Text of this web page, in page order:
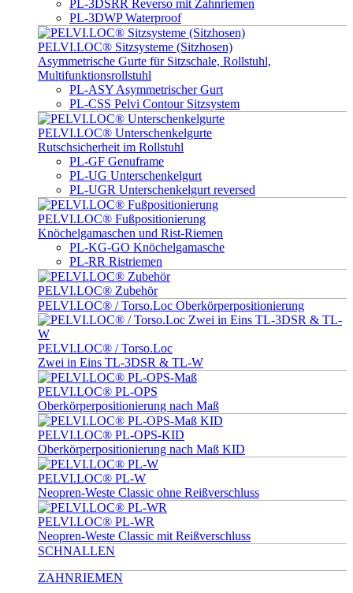
PL-3DSRR Reverso mit Zahnriemen
PL-3DWP Waterproof
PELVI.LOC® Sitzsysteme (Sitzhosen)
Asymmetrische Gurte für Sitzschale, Rollstuhl,
Multifunktionsrollstuhl
PL-ASY Asymmetrischer Gurt
PL-CSS Pelvi Contour Sitzsystem
PELVI.LOC® Unterschenkelgurte
Rutschsicherheit im Rollstuhl
PL-GF Genuframe
PL-UG Unterschenkelgurt
PL-UGR Unterschenkelgurt reversed
PELVI.LOC® Fußpositionierung
Knöchelgamaschen und Rist-Riemen
PL-KG-GO Knöchelgamasche
PL-RR Ristriemen
PELVI.LOC® Zubehör
PELVI.LOC® / Torso.Loc Oberkörperpositionierung
PELVI.LOC® / Torso.Loc
Zwei in Eins TL-3DSR & TL-W
PELVI.LOC® PL-OPS
Oberkörperpositionierung nach Maß
PELVI.LOC® PL-OPS-KID
Oberkörperpositionierung nach Maß KID
PELVI.LOC® PL-W
Neopren-Weste Classic ohne Reißverschluss
PELVI.LOC® PL-WR
Neopren-Weste Classic mit Reißverschluss
SCHNALLEN
ZAHNRIEMEN